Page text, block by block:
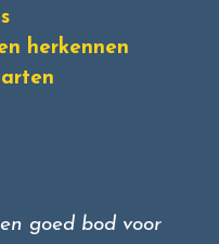
herkennen
goed bod voor